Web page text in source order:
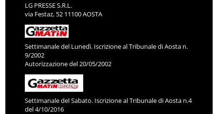
LG PRESSE S.R.L.
via Festaz, 52 11100 AOSTA
Settimanale del Lunedì. Iscrizione al Tribunale di Aosta n.
9/2002
Autorizzazione del 20/05/2002
Settimanale del Sabato. Iscrizione al Tribunale di Aosta n.4
del 4/10/2016